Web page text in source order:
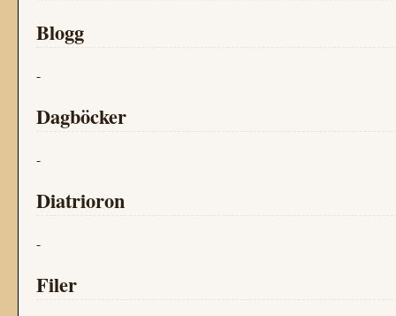
Blogg
-
Dagböcker
-
Diatrioron
-
Filer